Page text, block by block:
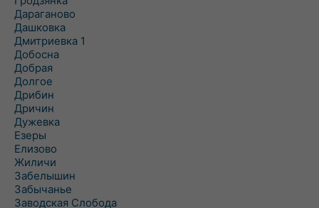
Дараганово
Дашковка
Дмитриевка 1
Добосна
Добрая
Долгое
Дрибин
Дричин
Дужевка
Езеры
Елизово
Жиличи
Забелышин
Забычанье
Заводская Слобода